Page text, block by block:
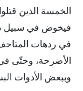
الخمسة الذين
فيخوض في سبيل
في ردهات
الأضرحة، وحتّى في
وببعض الأدوات